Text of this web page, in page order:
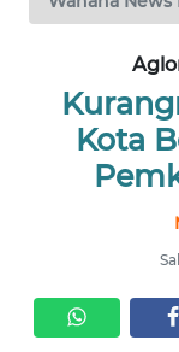
Kota
NUSANTARA
SERBI